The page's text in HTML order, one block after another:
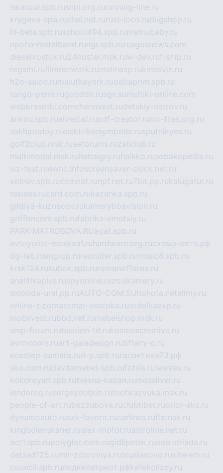
iskatour.spb.rusnpi.org.ru running-line.ru
krygeva-spa.ruchel.net.ru rust-loco.rudugshop.ru
hl-beta.spb.ruschool494.spb.ru mymubaby.ru
epoha-metalband.ru ngr.spb.ru rusgosnews.com
dieselvostok.ru24hostel.msk.ruw-dev.ruf-ship.ru
regsmi.rufilmnetwork.ru malinasp.rukinosvin.ru
h2o-salon.ru malutkayork.rudeltaprim.spb.ru
tango-perm.rugooddir.rusgv.su multiki-online.com
webkrasotki.comcherinvest.rudetskiy-ostrov.ru
ankou.spb.rualvesta1.rupdf-creator.ru nix-files.org.ru
sakhatoday.ruelektrikersymboler.rusputnikyes.ru
golf2club.msk.ruaeforums.ruzallclub.ru
multimodal.msk.ru habaigry.ru haikko.rusobakopedia.ru
isz-fest.ruewnc.infoscreensaver-clock.net.ru
volnav.spb.rucomnat.ru npf.net.ru7bit.pp.rukalugatur.ru
tesiaes.rucard.com.rukazanka.spb.ru
gildiya-kuznecov.rukameryboavision.ru
griffoncom.spb.rufabrika-emotsiy.ru
PARK-MATROSOVA.RUagat.spb.ru
avtoyurist-moskva1.ru hardware.org.ruсхема-авто.рф
dg-lab.ruangrup.ru recruiter.spb.ru music8.spb.ru
krsk124.rukubok.spb.ru romanofforex.ru
analitikaplus.ruspyonline.ruzosikamery.ru
sloboda-ural.pp.ruAUTO-COM.SU hohota.netalimy.ru
online-z.comaromat-vostoka.ruotdelkaexp.ru
mobilvest.rubbd.net.ru mebelshop.msk.ru
smp-forum.rubastion-td.rukosmoscreative.ru
avrmotors.ruart-galadesign.rutiffany-c.ru
ecostep-samara.rud-p.spb.ru галактика73.рф
sko.com.rudavitamebel-spb.rufotsis.rutesiaes.ru
kokoroyari.spb.rublesna-kazan.ru mossilver.ru
lenderoq.rusergeydobrin.rutochkazvuka.msk.ru
people-of-art.rubezzubova.ruclubtibet.ruorior-aks.ru
dynamoauto.ruszk-favorit.rucarlines.ruflatnsk.ru
kingbolenskaner.rualex-motor.ruastroline.net.ru
act1.spb.rupolyglot.com.rugidlipetsk.ruooo-driada.ru
detsad125.ru mir-zdoroviya.rubruslanovo.rusiterem.ru
council.spb.ruлодкипатриот.рфkafekolizey.ru